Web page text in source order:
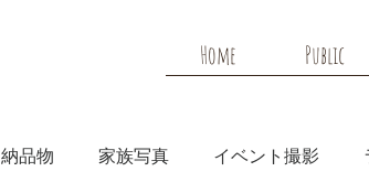
Home Public
納品物 家族写真 イベント撮影